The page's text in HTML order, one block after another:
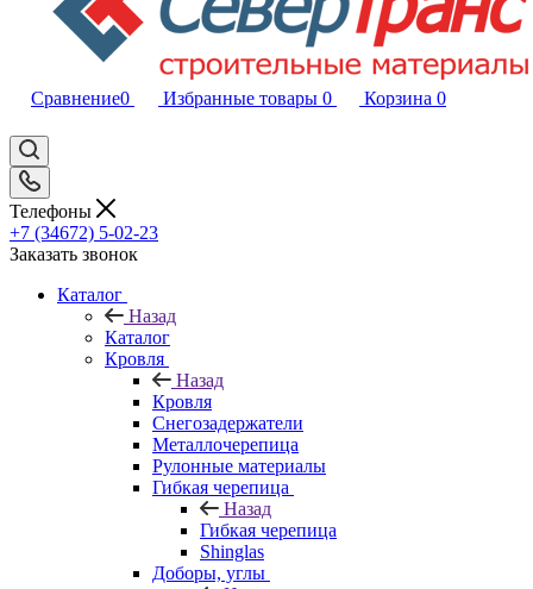
Сравнение0 Избранные товары 0 Корзина 0
Телефоны
+7 (34672) 5-02-23
Заказать звонок
Каталог
Назад
Каталог
Кровля
Назад
Кровля
Снегозадержатели
Металлочерепица
Рулонные материалы
Гибкая черепица
Назад
Гибкая черепица
Shinglas
Доборы, углы